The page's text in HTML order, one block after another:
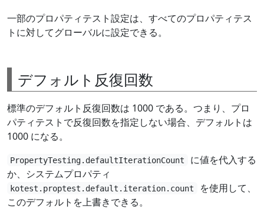
一部のプロパティテスト設定は、すべてのプロパティテス
トに対してグローバルに設定できる。
デフォルト反復回数
標準のデフォルト反復回数は 1000 である。つまり、プロ
パティテストで反復回数を指定しない場合、デフォルトは
1000 になる。
PropertyTesting.defaultIterationCount
に値を代入する
か、システムプロパティ
kotest.proptest.default.iteration.count
を使用して、
このデフォルトを上書きできる。